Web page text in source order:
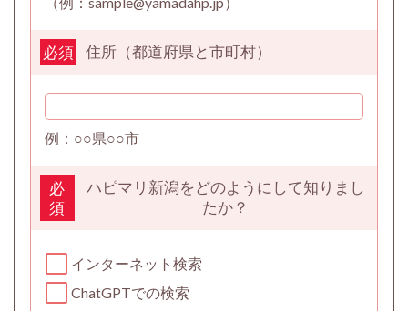
住所（都道府県と市町村）
必須
例：○○県○○市
ハピマリ新潟をどのようにして知りまし
たか？
必
須
インターネット検索
ChatGPTでの検索